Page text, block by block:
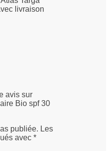
livraison
avis sur
Bio spf 30
publiée. Les
avec *